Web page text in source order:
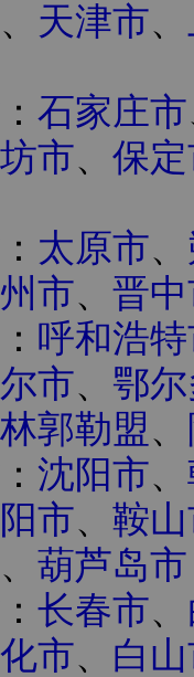
、 天津市、
： 石家庄市
市、 保
： 太原市、
市、 晋
： 呼和浩
市、 鄂
郭勒盟、
： 沈阳市、
市、 鞍
、 葫芦岛市
： 长春市、
市、 白